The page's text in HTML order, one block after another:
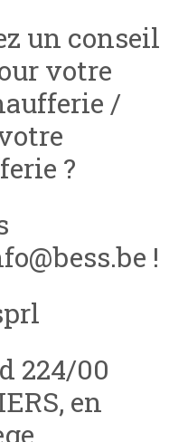
un conseil
votre
/
?
!
224/00
en